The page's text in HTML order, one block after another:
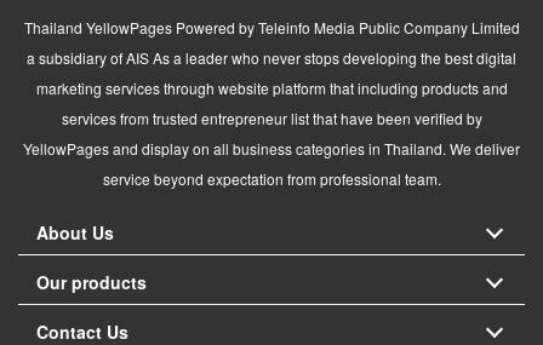
Thailand YellowPages Powered by Teleinfo Media Public Company Limited
a subsidiary of AIS As a leader who never stops developing the best digital
marketing services through website platform that including products and
services from trusted entrepreneur list that have been verified by
YellowPages and display on all business categories in Thailand. We deliver
service beyond expectation from professional team.
About Us
Our products
Contact Us